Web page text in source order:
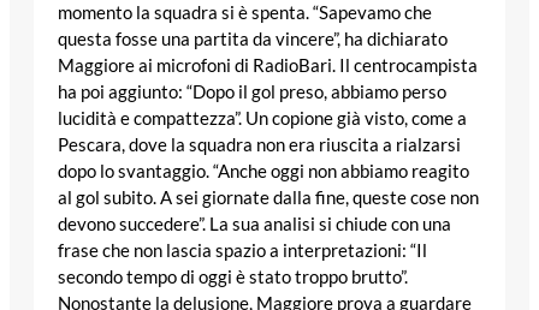
momento la squadra si è spenta. “Sapevamo che
questa fosse una partita da vincere”, ha dichiarato
Maggiore ai microfoni di RadioBari. Il centrocampista
ha poi aggiunto: “Dopo il gol preso, abbiamo perso
lucidità e compattezza”. Un copione già visto, come a
Pescara, dove la squadra non era riuscita a rialzarsi
dopo lo svantaggio. “Anche oggi non abbiamo reagito
al gol subito. A sei giornate dalla fine, queste cose non
devono succedere”. La sua analisi si chiude con una
frase che non lascia spazio a interpretazioni: “Il
secondo tempo di oggi è stato troppo brutto”.
Nonostante la delusione, Maggiore prova a guardare